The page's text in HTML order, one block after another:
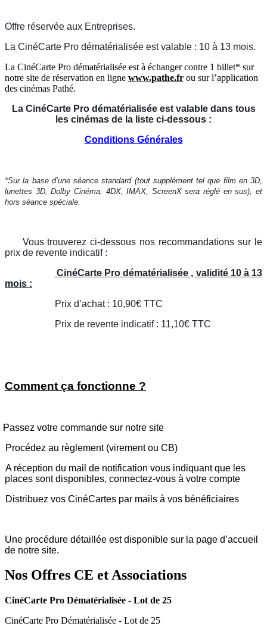
Offre réservée aux Entreprises.
La CinéCarte Pro dématérialisée est valable : 10 à 13 mois.
La CinéCarte Pro dématérialisée est à échanger contre 1 billet* sur
notre site de réservation en ligne www.pathe.fr ou sur l’application
des cinémas Pathé.
La CinéCarte Pro dématérialisée est valable dans tous
les cinémas de la liste ci-dessous :
Conditions Générales
*Sur la base d’une séance standard (tout supplément tel que film en 3D,
lunettes 3D, Dolby Cinéma, 4DX, IMAX, ScreenX sera réglé en sus), et
hors séance spéciale.
Vous trouverez ci-dessous nos recommandations sur le
prix de revente indicatif :
CinéCarte Pro dématérialisée , validité 10 à 13
mois :
Prix d’achat : 10,90€ TTC
Prix de revente indicatif : 11,10€ TTC
Comment ça fonctionne ?
Passez votre commande sur notre site
au règlement (virement ou CB)
réception du mail de notification vous indiquant que les
places sont disponibles, connectez-vous à votre compte
vos CinéCartes par mails à vos bénéficiaires
Une procédure détaillée est disponible sur la page d’accueil
de notre site.
Nos Offres CE et Associations
CinéCarte Pro Dématérialisée - Lot de 25
CinéCarte Pro Dématérialisée - Lot de 25